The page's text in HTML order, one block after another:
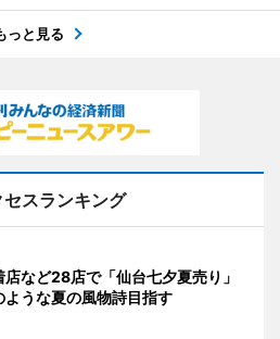
っと見る
セスランキング
など28店で「仙台七夕夏売り」
うな夏の風物詩目指す